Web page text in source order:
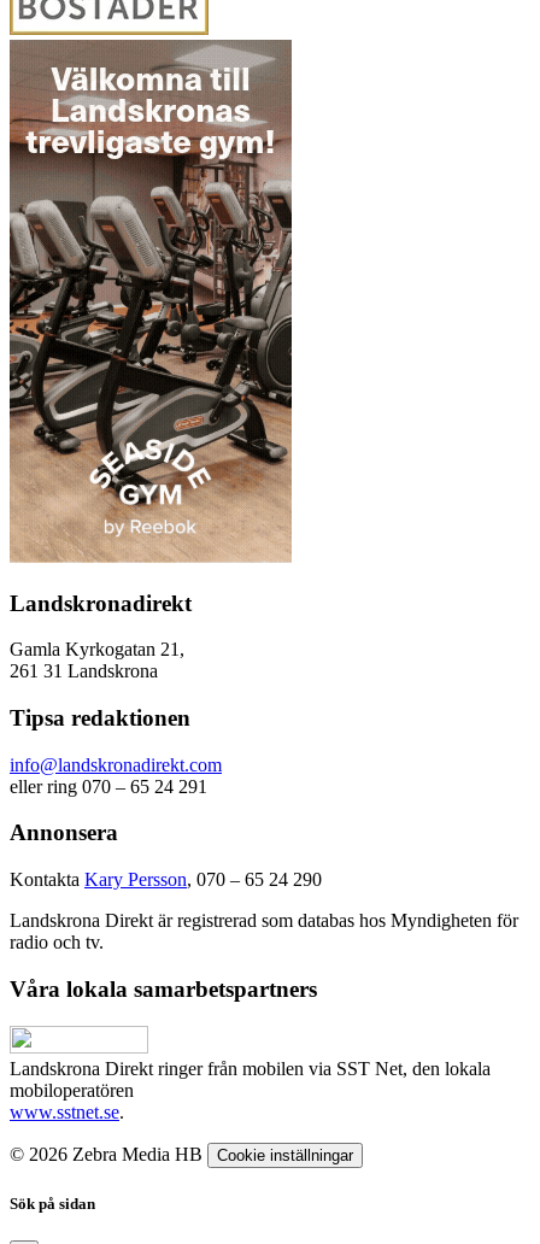
Landskronadirekt
Gamla Kyrkogatan 21,
261 31 Landskrona
Tipsa redaktionen
info@landskronadirekt.com
eller ring 070 – 65 24 291
Annonsera
Kontakta Kary Persson, 070 – 65 24 290
Landskrona Direkt är registrerad som databas hos Myndigheten för
radio och tv.
Våra lokala samarbetspartners
Landskrona Direkt ringer från mobilen via SST Net, den lokala
mobiloperatören
www.sstnet.se.
© 2026 Zebra Media HB Cookie inställningar
Sök på sidan